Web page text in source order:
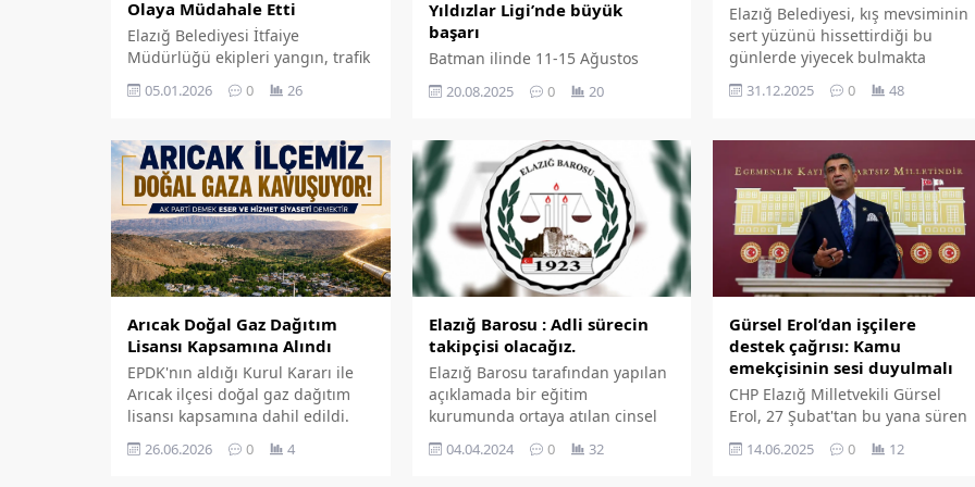
Olaya Müdahale Etti
Elazığ Belediyesi İtfaiye
Müdürlüğü ekipleri yangın, trafik
kazası ve kurtarma gibi birçok
alanda özveriyle görev yaparak
olaya müdahale etti. Yıl boyunca
eğitim çalışmalarını da kesintisiz
sürdüren Elazığ İtfaiyesi, 12 aylık
dönemde toplam 57.568
vatandaşa ulaşarak
bilinçlendirme faaliyetlerini de
başarıyla gerçekleştirdi.'
05.01.2026 0 26
Yıldızlar Ligi’nde büyük
başarı
Batman ilinde 11-15 Ağustos
düzenlenen Anadolu Yıldızlar Ligi
Şampiyonası'nda Elazığ'ı temsil
eden Elazığ Gençlik Spor Kulübü
Erkek Tenis Takımı, üstün
performans sergileyerek
şampiyonluğa ulaştı.
20.08.2025 0 20
Elazığ Belediyesi, kış mevsiminin
sert yüzünü hissettirdiği bu
günlerde yiyecek bulmakta
zorlanan sokak hayvanları ve
yaban hayatını unutmuyor. Bu
sokak hayvanları ve yaban
hayvanları için doğaya yem ve
mama bırakıldı.
31.12.2025 0 48
Arıcak Doğal Gaz Dağıtım
Lisansı Kapsamına Alındı
EPDK'nın aldığı Kurul Kararı ile
Arıcak ilçesi doğal gaz dağıtım
lisansı kapsamına dahil edildi.
26.06.2026 0 4
Elazığ Barosu : Adli sürecin
takipçisi olacağız.
Elazığ Barosu tarafından yapılan
açıklamada bir eğitim
kurumunda ortaya atılan cinsel
saldırı iddialarının araştırılıp
aydınlatılması gerektiği ifade
04.04.2024 0 32
Gürsel Erol’dan işçilere
destek çağrısı: Kamu
emekçisinin sesi duyulmalı
CHP Elazığ Milletvekili Gürsel
Erol, 27 Şubat'tan bu yana süren
Kamu Çerçeve Protokolü
görüşmelerinin sonuçsuz kalması
14.06.2025 0 12